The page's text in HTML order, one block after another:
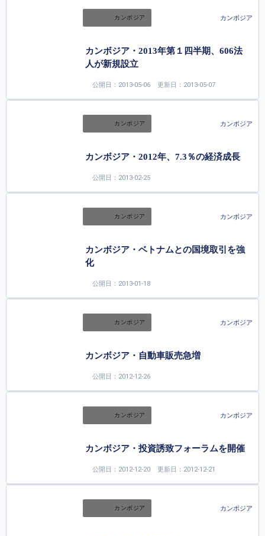
カンボジア カンボジア
カンボジア・2013年第１四半期、606法
人が新規設立
公開日：2013-05-06 更新日：2013-05-07
カンボジア カンボジア
カンボジア・2012年、7.3％の経済成長
公開日：2013-02-25
カンボジア カンボジア
カンボジア・ベトナムとの国境取引を強
化
公開日：2013-01-18
カンボジア カンボジア
カンボジア・自動車販売急増
公開日：2012-12-26
カンボジア カンボジア
カンボジア・投資誘致フォーラムを開催
公開日：2012-12-20 更新日：2012-12-21
カンボジア カンボジア